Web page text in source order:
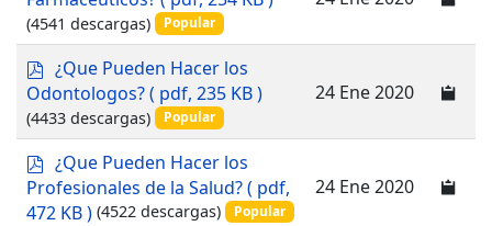
f
(4541 descargas) Popular
d
f
¿Que Pueden Hacer los
Odontologos?( pdf, 235 KB )
(4433 descargas) Popular
24 Ene 2020
d
f
¿Que Pueden Hacer los
Profesionales de la Salud?( pdf,
472 KB ) (4522 descargas) Popular
24 Ene 2020